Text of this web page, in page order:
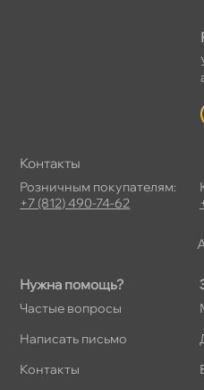
Нужна помощь?
Частые вопросы
Написать письмо
Контакты
Контакты
Розничным покупателям:
+7 (812) 490-74-62